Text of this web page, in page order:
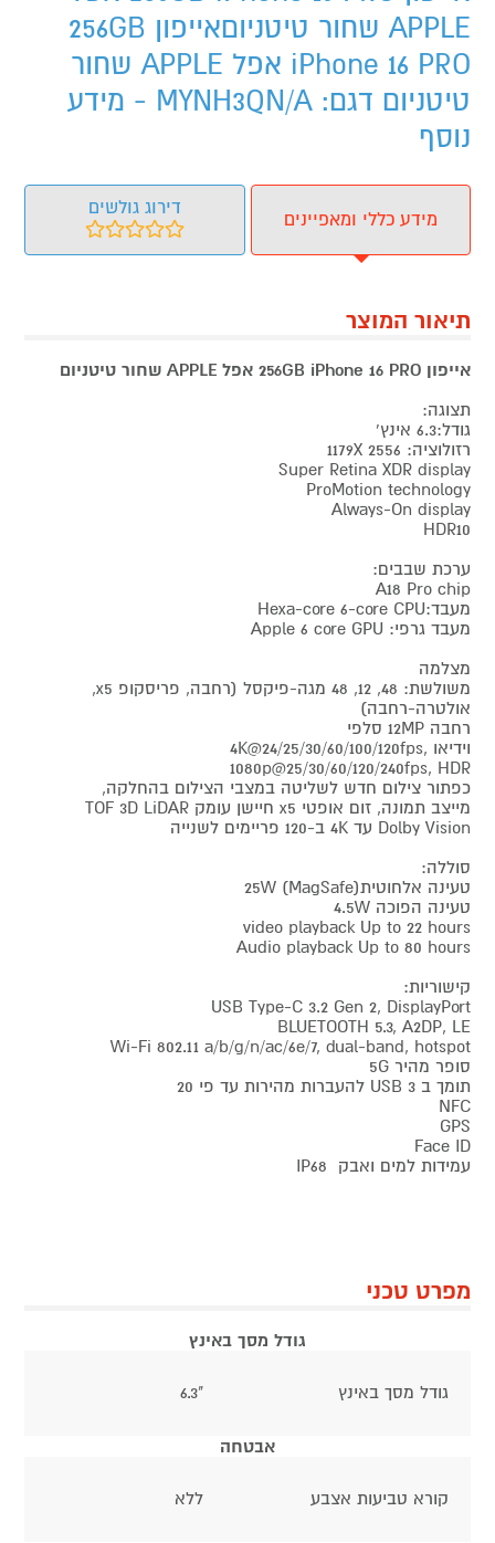
APPLE שחור טיטניוםאייפון 256GB
iPhone 16 PRO אפל APPLE שחור
טיטניום דגם: MYNH3QN/A - מידע
נוסף
מידע כללי ומאפיינים
דירוג גולשים
תיאור המוצר
אייפון 256GB iPhone 16 PRO אפל APPLE שחור טיטניום
תצוגה:
גודל:6.3 אינץ'
רזולוציה: 1179X 2556
Super Retina XDR display
ProMotion technology
Always-On display
HDR10
ערכת שבבים:
A18 Pro chip
מעבד:Hexa-core 6-core CPU
מעבד גרפי: Apple 6 core GPU
מצלמה
משולשת: 48, 12, 48 מגה-פיקסל (רחבה, פריסקופ x5,
אולטרה-רחבה)
רחבה 12MP סלפי
וידיאו 4K@24/25/30/60/100/120fps,
1080p@25/30/60/120/240fps, HDR
כפתור צילום חדש לשליטה במצבי הצילום בהחלקה,
מייצב תמונה, זום אופטי x5 חיישן עומק TOF 3D LiDAR
Dolby Vision עד 4K ב-120 פריימים לשנייה
סוללה:
טעינה אלחוטית25W (MagSafe)
טעינה הפוכה 4.5W
video playback Up to 22 hours
Audio playback Up to 80 hours
קישוריות:
USB Type-C 3.2 Gen 2, DisplayPort
BLUETOOTH 5.3, A2DP, LE
Wi-Fi 802.11 a/b/g/n/ac/6e/7, dual-band, hotspot
סופר מהיר 5G
תומך ב USB 3 להעברות מהירות עד פי 20
NFC
GPS
Face ID
עמידות למים ואבק IP68
מפרט טכני
גודל מסך באינץ
גודל מסך באינץ "6.3
אבטחה
קורא טביעות אצבע ללא